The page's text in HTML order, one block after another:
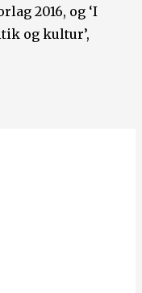
2016, og ‘I
og kultur’,